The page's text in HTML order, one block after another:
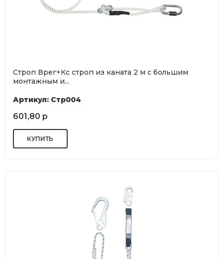
Строп Врег+Кс строп из каната 2 м с большим
монтажным и...
Артикул: Стр004
601,80 р